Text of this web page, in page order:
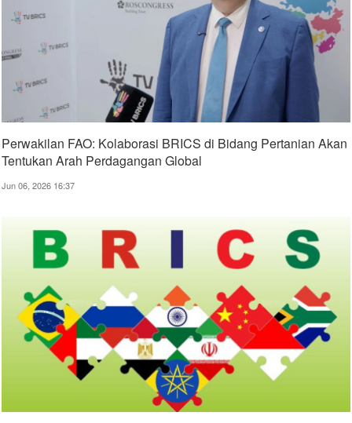
Perwakilan FAO: Kolaborasi BRICS di Bidang Pertanian Akan
Tentukan Arah Perdagangan Global
Jun 06, 2026 16:37